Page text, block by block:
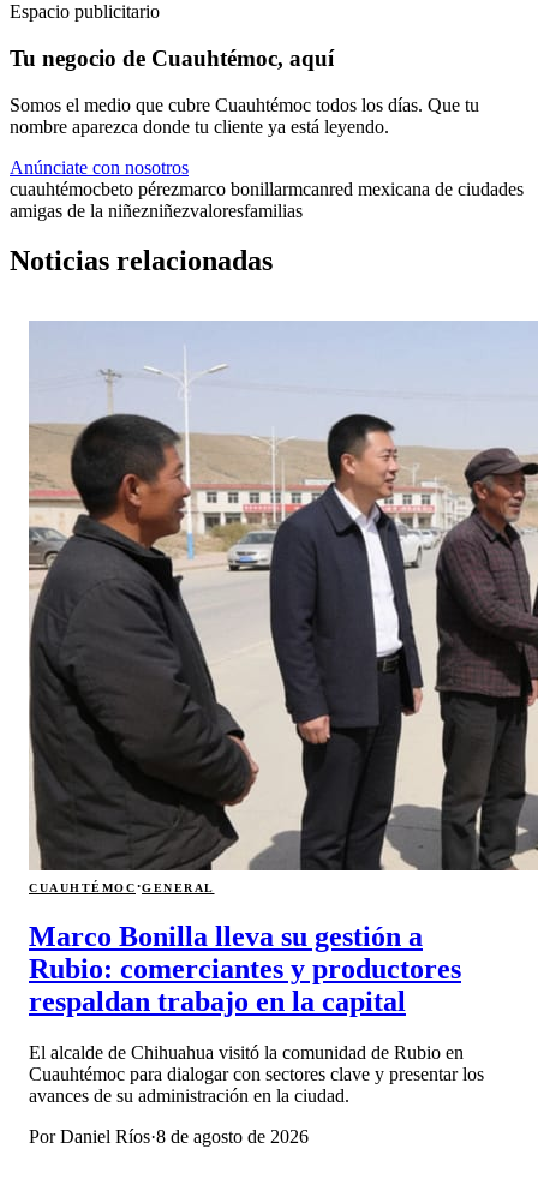
Espacio publicitario
Tu negocio de Cuauhtémoc, aquí
Somos el medio que cubre Cuauhtémoc todos los días. Que tu
nombre aparezca donde tu cliente ya está leyendo.
Anúnciate con nosotros
cuauhtémocbeto pérezmarco bonillarmcanred mexicana de ciudades
amigas de la niñezniñezvaloresfamilias
Noticias relacionadas
CUAUHTÉMOC·GENERAL
Marco Bonilla lleva su gestión a
Rubio: comerciantes y productores
respaldan trabajo en la capital
El alcalde de Chihuahua visitó la comunidad de Rubio en
Cuauhtémoc para dialogar con sectores clave y presentar los
avances de su administración en la ciudad.
PorDaniel Ríos·8 de agosto de 2026